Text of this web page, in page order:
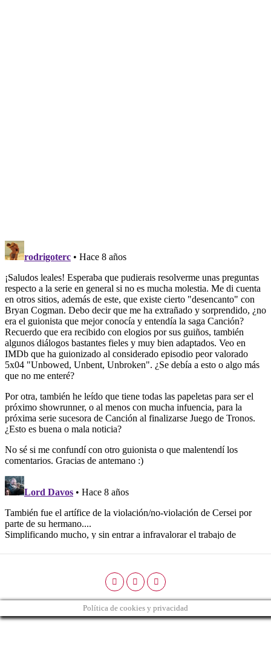
Política de cookies y privacidad